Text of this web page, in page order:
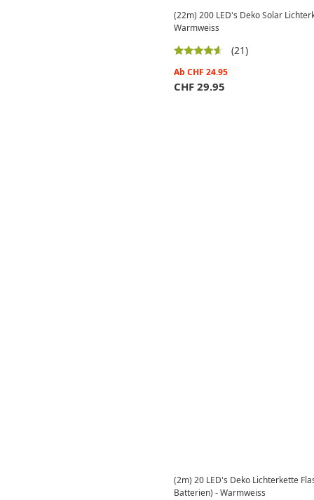
(22m) 200 LED's Deko Solar
Warmweiss
(21)
Ab CHF 24.95
CHF 29.95
(2m) 20 LED's Deko Lichterkette
Batterien) - Warmweiss